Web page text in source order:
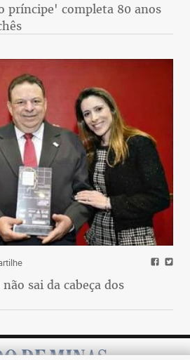
príncipe' completa 80 anos
sai da cabeça dos